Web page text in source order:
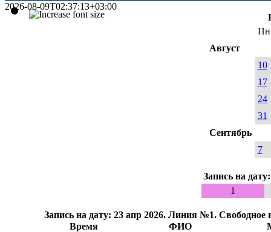
2026-08-09T02:37:13+03:00
Пн
Август
10
17
24
31
Сентябрь
7
Запись на
1
Запись на дату: 23 апр 2026. Линия №1. Свободное
Время
ФИО